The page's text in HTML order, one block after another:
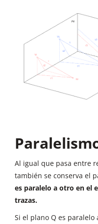
Al igual que pasa entre
también se conserva el
es paralelo a otro en el
trazas.
Si el plano Q es paralelo